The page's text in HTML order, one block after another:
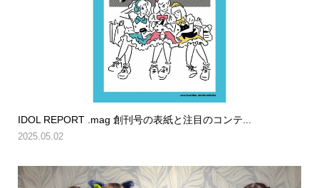
IDOL REPORT .mag 創刊号の表紙と注目のコンテ...
2025.05.02